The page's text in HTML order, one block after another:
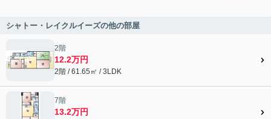
シャトー・レイクルイーズの他の部屋
2階
12.2万円
2階 / 61.65㎡ / 3LDK
7階
13.2万円